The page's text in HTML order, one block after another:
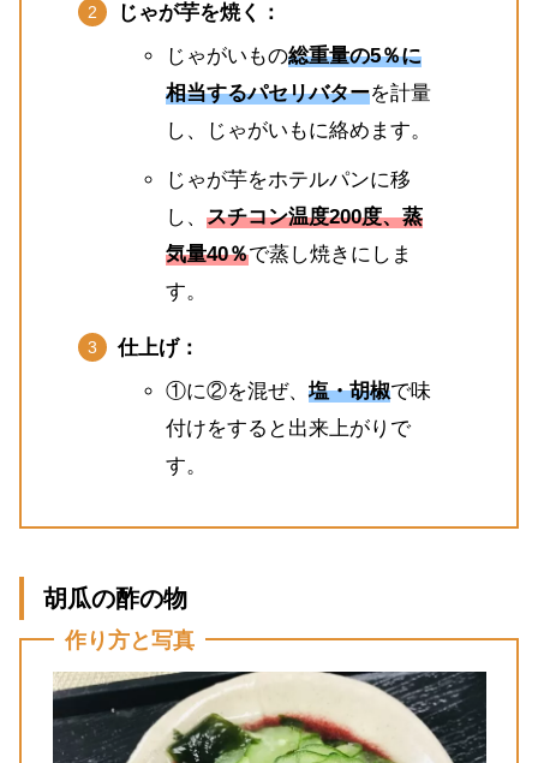
じゃが芋を焼く：
じゃがいもの総重量の5％に
相当するパセリバターを計量
し、じゃがいもに絡めます。
じゃが芋をホテルパンに移
し、 スチコン温度200度、蒸
気量40％で蒸し焼きにしま
す。
仕上げ：
①に②を混ぜ、 塩・胡椒で味
付けをすると出来上がりで
す。
胡瓜の酢の物
作り方と写真